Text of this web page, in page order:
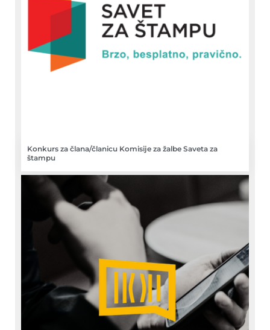
Konkurs za člana/članicu Komisije za žalbe Saveta za
štampu